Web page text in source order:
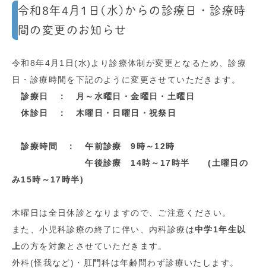
令和8年4月1日(水)からの診療日・診療時
間の変更のお知らせ
令和8年4月1日(水)より診療体制が変更となるため、診療
日・診療時間を下記のように変更させていただきます。
診療日 ： 月～水曜日・金曜日・土曜日
休診日 ： 木曜日・日曜日・祝祭日
診療時間 ： 午前診療 9時～12時
午後診療 14時～17時半 (土曜日の
み15時～17時半)
木曜日は全日休診となりますので、ご注意ください。
また、小児科診療の終了に伴い、内科診療は中学1年生以
上の方を対象とさせていただきます。
外科(怪我など)・肛門科は年齢問わず診療いたします。